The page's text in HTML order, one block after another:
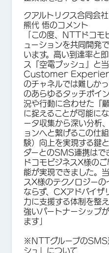
クアルトリクス合同会
熊代 悟のコメント
「この度、NTTドコモ
ューションを共同開発
います。高い到達率と
ス『空電プッシュ』と
Customer
のチャネルでは難しか
のあらゆるタッチポイ
況や行動に合わせた『
に捉えることが可能に
ータ収集から深い分析
ョンへと繋げるこの仕
験）向上を実現する鍵
ダーとのSMS連携はで
ドコモビジネスX様の
能が実現できました。
スX様のテクノロジー
ならず、CXアドバイザ
力に支援する体制を整
強いパートナーシップ
ます」
※NTTグループのSMS
シュ」について